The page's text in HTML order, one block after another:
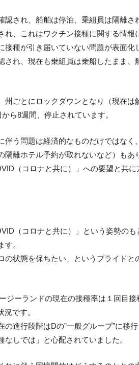
され、船舶は停泊、乗組員は隔離さ
、これはワクチン接種に関する情報
種が引き届いていない問題が表面化
れ、現在も乗組員は乗船したまま、
ごとにロックダウンとなり（現在は
ら8週間、停止されています。
う問題は経済的なものだけではなく
隔離ホテル予約が取れないなど）もあ
（コロナと共に）」への要望と共に
（コロナと共に）」という姿勢の
。
状態を保ちたい」というプライドと
ーランドの現在の接種率は１回目接
です。
進行段階はDの”一般グループ”に移
しでは」と心配されていました。